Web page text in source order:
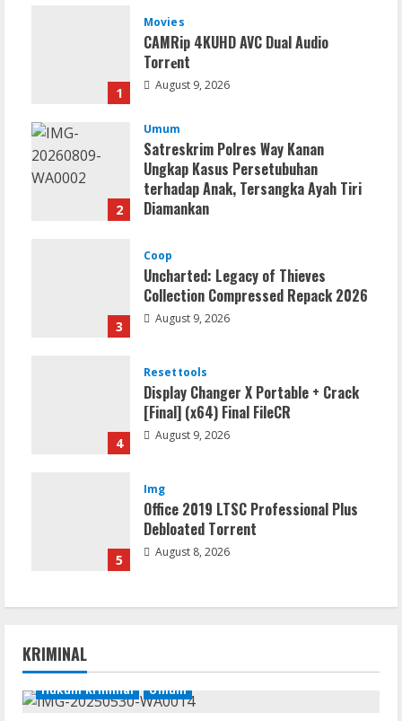
1
Movies
CAMRip 4KUHD AVC Dual Audio
Torr𝐞nt
August 9, 2026
2
Umum
Satreskrim Polres Way Kanan
Ungkap Kasus Persetubuhan
terhadap Anak, Tersangka Ayah Tiri
Diamankan
3
Coop
Uncharted: Legacy of Thieves
Collection Compressed Repack 2026
August 9, 2026
4
Resettools
Display Changer X Portable + Crack
[Final] (x64) Final FileCR
August 9, 2026
5
Img
Office 2019 LTSC Professional Plus
Debloated Tоrrеnt
August 8, 2026
KRIMINAL
Hukum Kriminal Umum